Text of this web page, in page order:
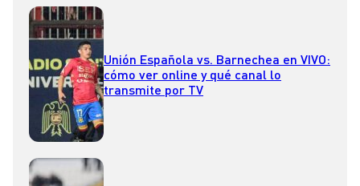
Unión Española vs. Barnechea en VIVO:
cómo ver online y qué canal lo
transmite por TV